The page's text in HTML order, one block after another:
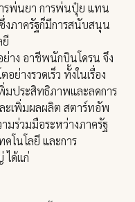
รพ่นยา การพ่นปุ๋ย แทน
ภาครัฐก็มีการสนับสนุน
ยี
ย่าง อาชีพนักบินโดรน จึง
ย่างรวดเร็ว ทั้งในเรื่อง
มประสิทธิภาพและลดการ
ะเพิ่มผลผลิต สตาร์ทอัพ
มร่วมมือระหว่างภาครัฐ
คโนโลยี และการ
ได้แก่